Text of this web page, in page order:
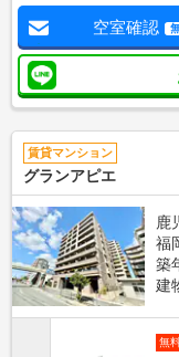
空室確認
賃貸マンション
グランアピエ
鹿
福
築
建
無